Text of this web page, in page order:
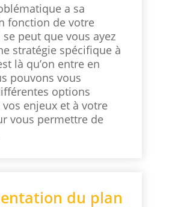
a sa
fonction de votre
peut que vous ayez
stratégie spécifique à
là qu’on entre en
pouvons vous
options
vos enjeux et à votre
vous permettre de
du plan